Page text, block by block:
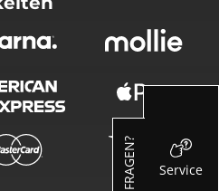
FRAGEN? Service